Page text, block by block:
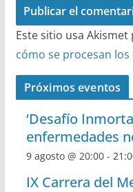
Este sitio usa
cómo se procesan
Próximos eventos
‘Desafío
enfermedades
9 agosto @ 20:00-
IX Carrera del